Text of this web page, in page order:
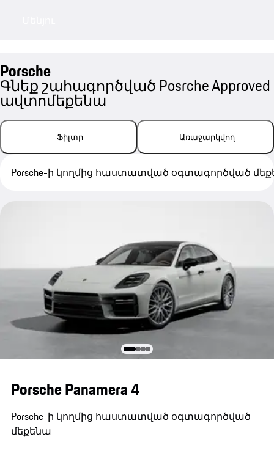
Porsche
Գնեք շահագործված Posrche Approved
ավտոմեքենա
Ֆիլտր Առաջարկվող
Porsche-ի կողմից հաստատված օգտագործված
Porsche Panamera 4
Porsche-ի կողմից հաստատված օգտագործված
մեքենա